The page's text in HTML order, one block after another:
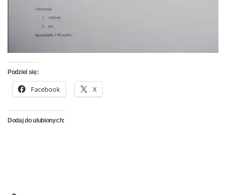
Podziel się:
Facebook X
Dodaj do ulubionych: